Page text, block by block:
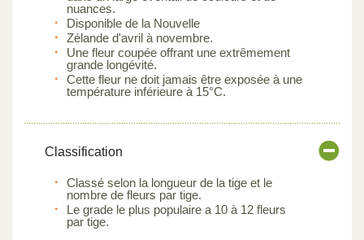
nuances.
Disponible de la Nouvelle
Zélande d'avril à novembre.
Une fleur coupée offrant une extrêmement
grande longévité.
Cette fleur ne doit jamais être exposée à une
température inférieure à 15°C.
Classification
Classé selon la longueur de la tige et le
nombre de fleurs par tige.
Le grade le plus populaire a 10 à 12 fleurs
par tige.